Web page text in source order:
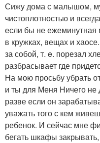
Сижу дома с малышом,
чистоплотностью и
если бы не ежеминутная
в кружках, вещах и
за собой, т. e. порезал
разбрасывает где
На мою просьбу убрать
и ты для Меня Ничего
разве если он
уважать того с кем
ребенок. И сейчас мне
бегать шкафы